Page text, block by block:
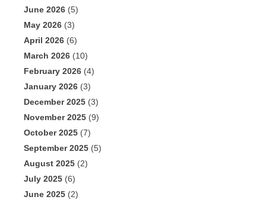
June 2026 (5)
May 2026 (3)
April 2026 (6)
March 2026 (10)
February 2026 (4)
January 2026 (3)
December 2025 (3)
November 2025 (9)
October 2025 (7)
September 2025 (5)
August 2025 (2)
July 2025 (6)
June 2025 (2)